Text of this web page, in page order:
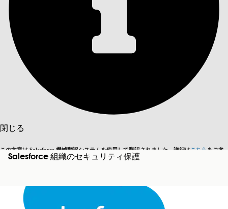
閉じる
この文章は Salesforce 機械翻訳システムを使用して翻訳されました。詳細はこちら をご参
照ください。
英語に切り替える 今はしません
Salesforce 組織のセキュリティ保護